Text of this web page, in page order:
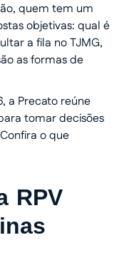
quem tem um
objetivas: qual é
a fila no TJMG,
as formas de
a Precato reúne
tomar decisões
o que
RPV